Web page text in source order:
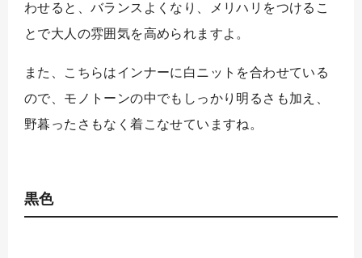
わせると、バランスよくなり、メリハリをつけるこ
とで大人の雰囲気を高められますよ。
また、こちらはインナーに白ニットを合わせている
ので、モノトーンの中でもしっかり明るさも加え、
野暮ったさもなく着こなせていますね。
黒色